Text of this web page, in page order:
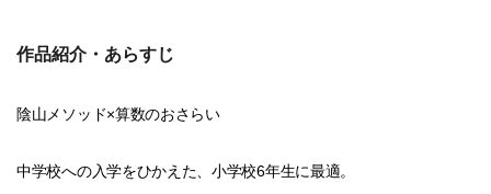
作品紹介・あらすじ
陰山メソッド×算数のおさらい
中学校への入学をひかえた、小学校6年生に最適。